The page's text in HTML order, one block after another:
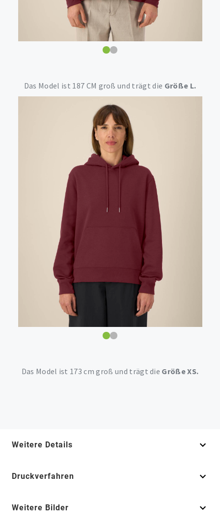
Das Model ist 187 CM groß und trägt die Größe L.
Das Model ist 173 cm groß und trägt die Größe XS.
Weitere Details
Druckverfahren
Weitere Bilder